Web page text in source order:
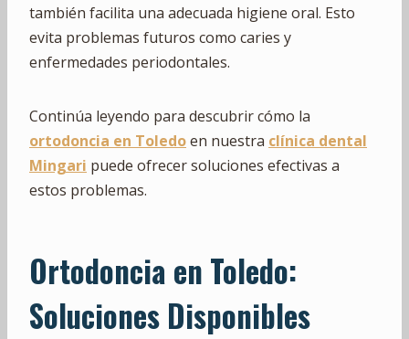
también facilita una adecuada higiene oral. Esto
evita problemas futuros como caries y
enfermedades periodontales.
Continúa leyendo para descubrir cómo la
ortodoncia en Toledoen nuestra clínica dental
Mingari puede ofrecer soluciones efectivas a
estos problemas.
Ortodoncia en Toledo:
Soluciones Disponibles